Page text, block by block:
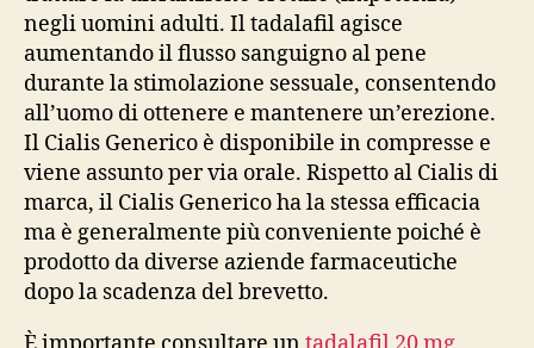
negli uomini adulti. Il tadalafil agisce
aumentando il flusso sanguigno al pene
durante la stimolazione sessuale, consentendo
all’uomo di ottenere e mantenere un’erezione.
Il Cialis Generico è disponibile in compresse e
viene assunto per via orale. Rispetto al Cialis di
marca, il Cialis Generico ha la stessa efficacia
ma è generalmente più conveniente poiché è
prodotto da diverse aziende farmaceutiche
dopo la scadenza del brevetto.